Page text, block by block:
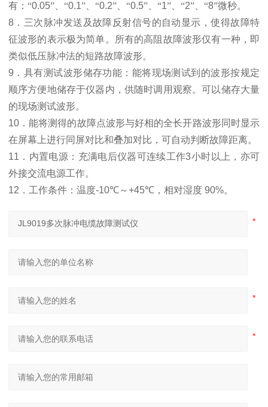
有：“0.05”、“0.1”、“0.2”、“0.5”、“1”、“2”、“8”微秒。
8 ．三次脉冲发送及故障反射信号的自动显示，使得故障特
征波形的表示极为简单。所有的高阻故障波形仅有一种，即
类似低压脉冲法的短路故障波形。
9 ．具有测试波形储存功能：能将现场测试到的波形按规定
顺序方便地储存于仪器内，供随时调用观察。可以储存大量
的现场测试波形。
10 ．能将测得的故障点波形与好相的全长开路波形同时显示
在屏幕上进行同屏对比和叠加对比，可自动判断故障距离。
11 ．内置电源：充满电后仪器可连续工作3小时以上，亦可
外接交流电源工作。
12 ． 工作条件：温度-10℃～+45℃ ，相对湿度 90%。